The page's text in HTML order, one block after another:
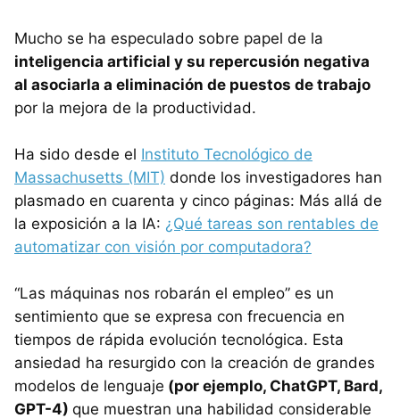
Mucho se ha especulado sobre papel de la
inteligencia artificial y su repercusión negativa
al asociarla a eliminación de puestos de trabajo
por la mejora de la productividad.
Ha sido desde el Instituto Tecnológico de
Massachusetts (MIT) donde los investigadores han
plasmado en cuarenta y cinco páginas: Más allá de
la exposición a la IA: ¿Qué tareas son rentables de
automatizar con visión por computadora?
“Las máquinas nos robarán el empleo” es un
sentimiento que se expresa con frecuencia en
tiempos de rápida evolución tecnológica. Esta
ansiedad ha resurgido con la creación de grandes
modelos de lenguaje (por ejemplo, ChatGPT, Bard,
GPT-4) que muestran una habilidad considerable